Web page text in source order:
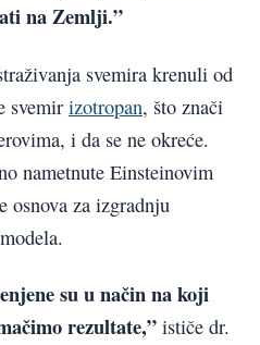
na Zemlji.”
svemira krenuli od
svemir izotropan, što znači
i da se ne okreće.
nametnute Einsteinovim
osnova za izgradnju
su u način na koji
rezultate,” ističe dr.